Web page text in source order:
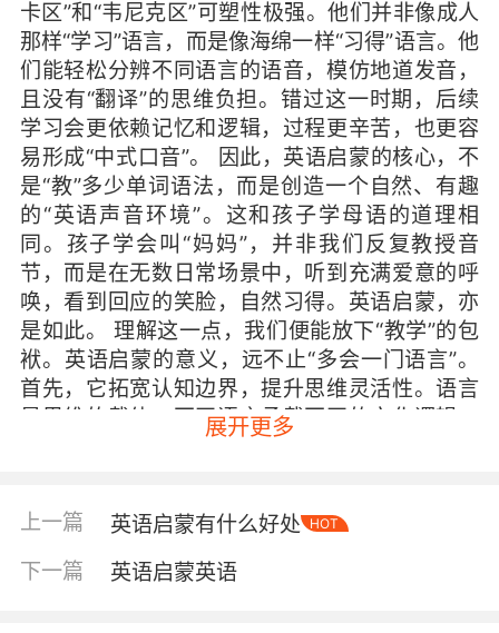
卡区”和“韦尼克区”可塑性极强。他们并非像成人
那样“学习”语言，而是像海绵一样“习得”语言。他
们能轻松分辨不同语言的语音，模仿地道发音，
且没有“翻译”的思维负担。错过这一时期，后续
学习会更依赖记忆和逻辑，过程更辛苦，也更容
易形成“中式口音”。 因此，英语启蒙的核心，不
是“教”多少单词语法，而是创造一个自然、有趣
的“英语声音环境”。这和孩子学母语的道理相
同。孩子学会叫“妈妈”，并非我们反复教授音
节，而是在无数日常场景中，听到充满爱意的呼
唤，看到回应的笑脸，自然习得。英语启蒙，亦
是如此。 理解这一点，我们便能放下“教学”的包
袱。英语启蒙的意义，远不止“多会一门语言”。
首先，它拓宽认知边界，提升思维灵活性。语言
是思维的载体，不同语言承载不同的文化逻辑。
早期接触英语，能让孩子自然意识到，同一个苹
“I’mhappy”。这种多元视角培养包容性，让思维
更活跃、不僵化。 其次，它锻炼专注力与听觉辨
音能力。原版英文儿歌、动画、绘本拥有丰富的
语音、语调、节奏。孩子在听看过程中，需集中
展开更多
上一篇 英语启蒙有什么好处 HOT
下一篇 英语启蒙英语